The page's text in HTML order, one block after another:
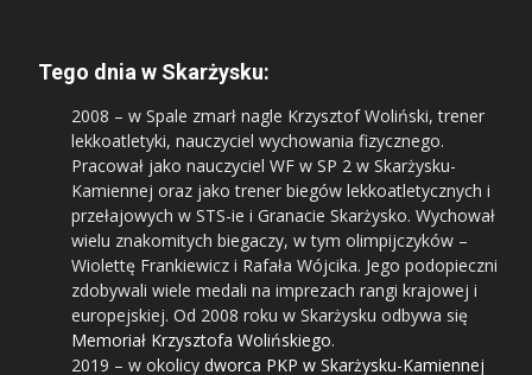
Tego dnia w Skarżysku:
2008 – w Spale zmarł nagle Krzysztof Woliński, trener
lekkoatletyki, nauczyciel wychowania fizycznego.
Pracował jako nauczyciel WF w SP 2 w Skarżysku-
Kamiennej oraz jako trener biegów lekkoatletycznych i
przełajowych w STS-ie i Granacie Skarżysko. Wychował
wielu znakomitych biegaczy, w tym olimpijczyków –
Wiolettę Frankiewicz i Rafała Wójcika. Jego podopieczni
zdobywali wiele medali na imprezach rangi krajowej i
europejskiej. Od 2008 roku w Skarżysku odbywa się
Memoriał Krzysztofa Wolińskiego.
2019 – w okolicy dworca PKP w Skarżysku-Kamiennej